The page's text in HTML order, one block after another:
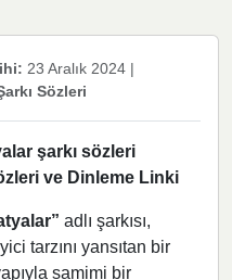
23 Aralık 2024 |
Sözleri
şarkı sözleri
ve Dinleme Linki
adlı şarkısı,
tarzını yansıtan bir
samimi bir